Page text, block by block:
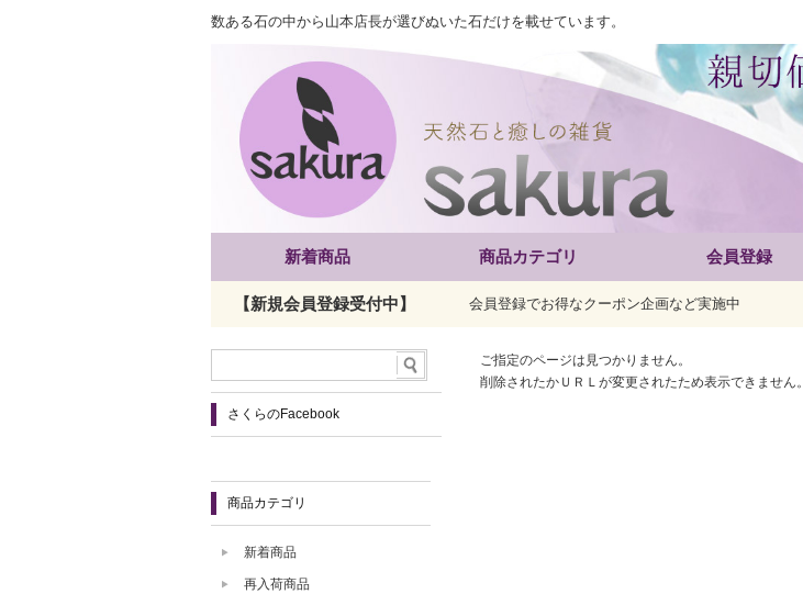
数ある石の中から山本店長が選びぬいた石だけを載せています。
新着商品 商品カテゴリ 会員登録
【新規会員登録受付中】 会員登録でお得なクーポン企画など実施中
ご指定のページは見つかりません。
削除されたかＵＲＬが変更されたため表示できません。
さくらのFacebook
商品カテゴリ
新着商品
再入荷商品